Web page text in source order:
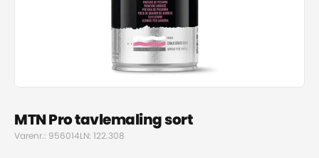
MTN Pro tavlemaling sort
Varenr.: 956014LN: 122.308